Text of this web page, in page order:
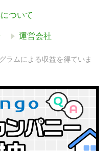
ついて
運営会社
ラムによる収益を得ていま